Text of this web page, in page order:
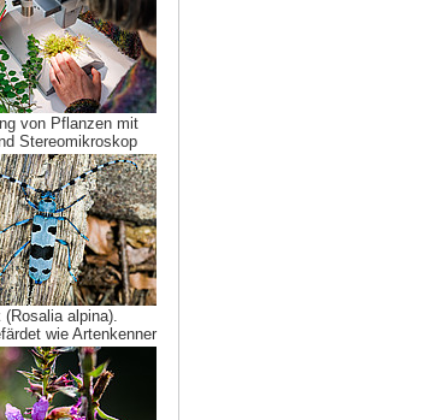
von Pflanzen mit
Stereomikroskop
(Rosalia alpina).
wie Artenkenner